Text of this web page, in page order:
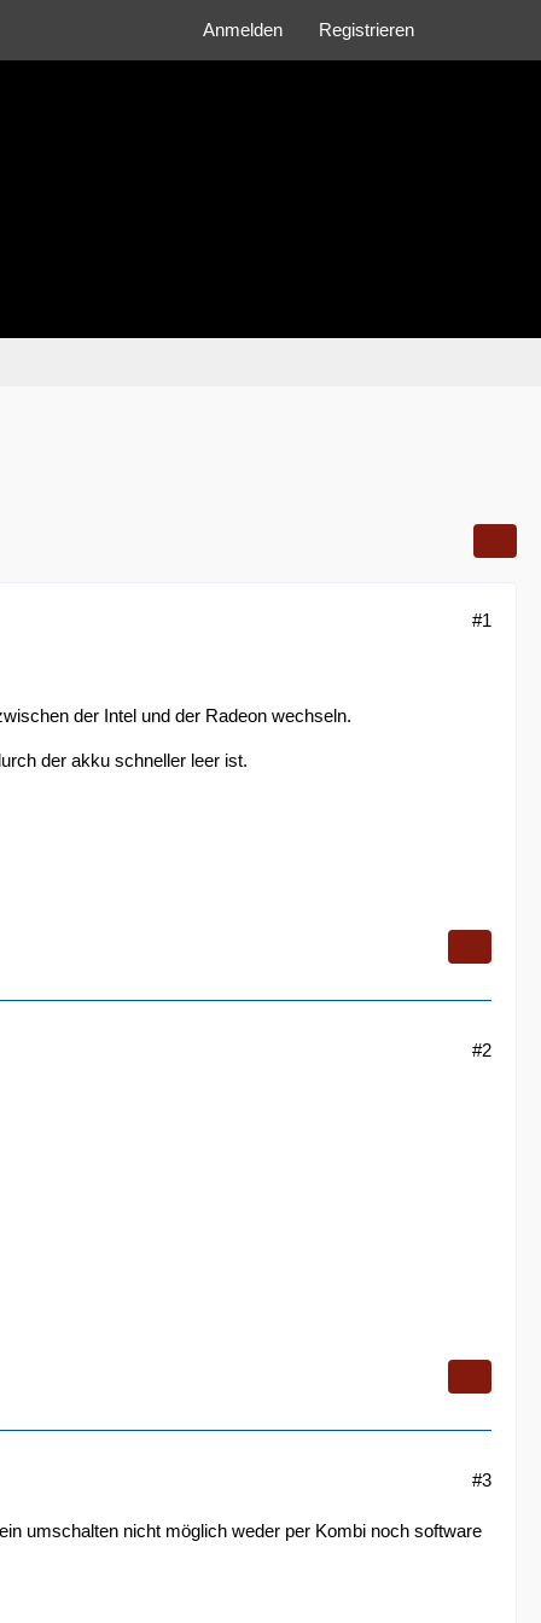
Anmelden Registrieren
#1
der Intel und der Radeon wechseln.
der akku schneller leer ist.
#2
#3
umschalten nicht möglich weder per Kombi noch software